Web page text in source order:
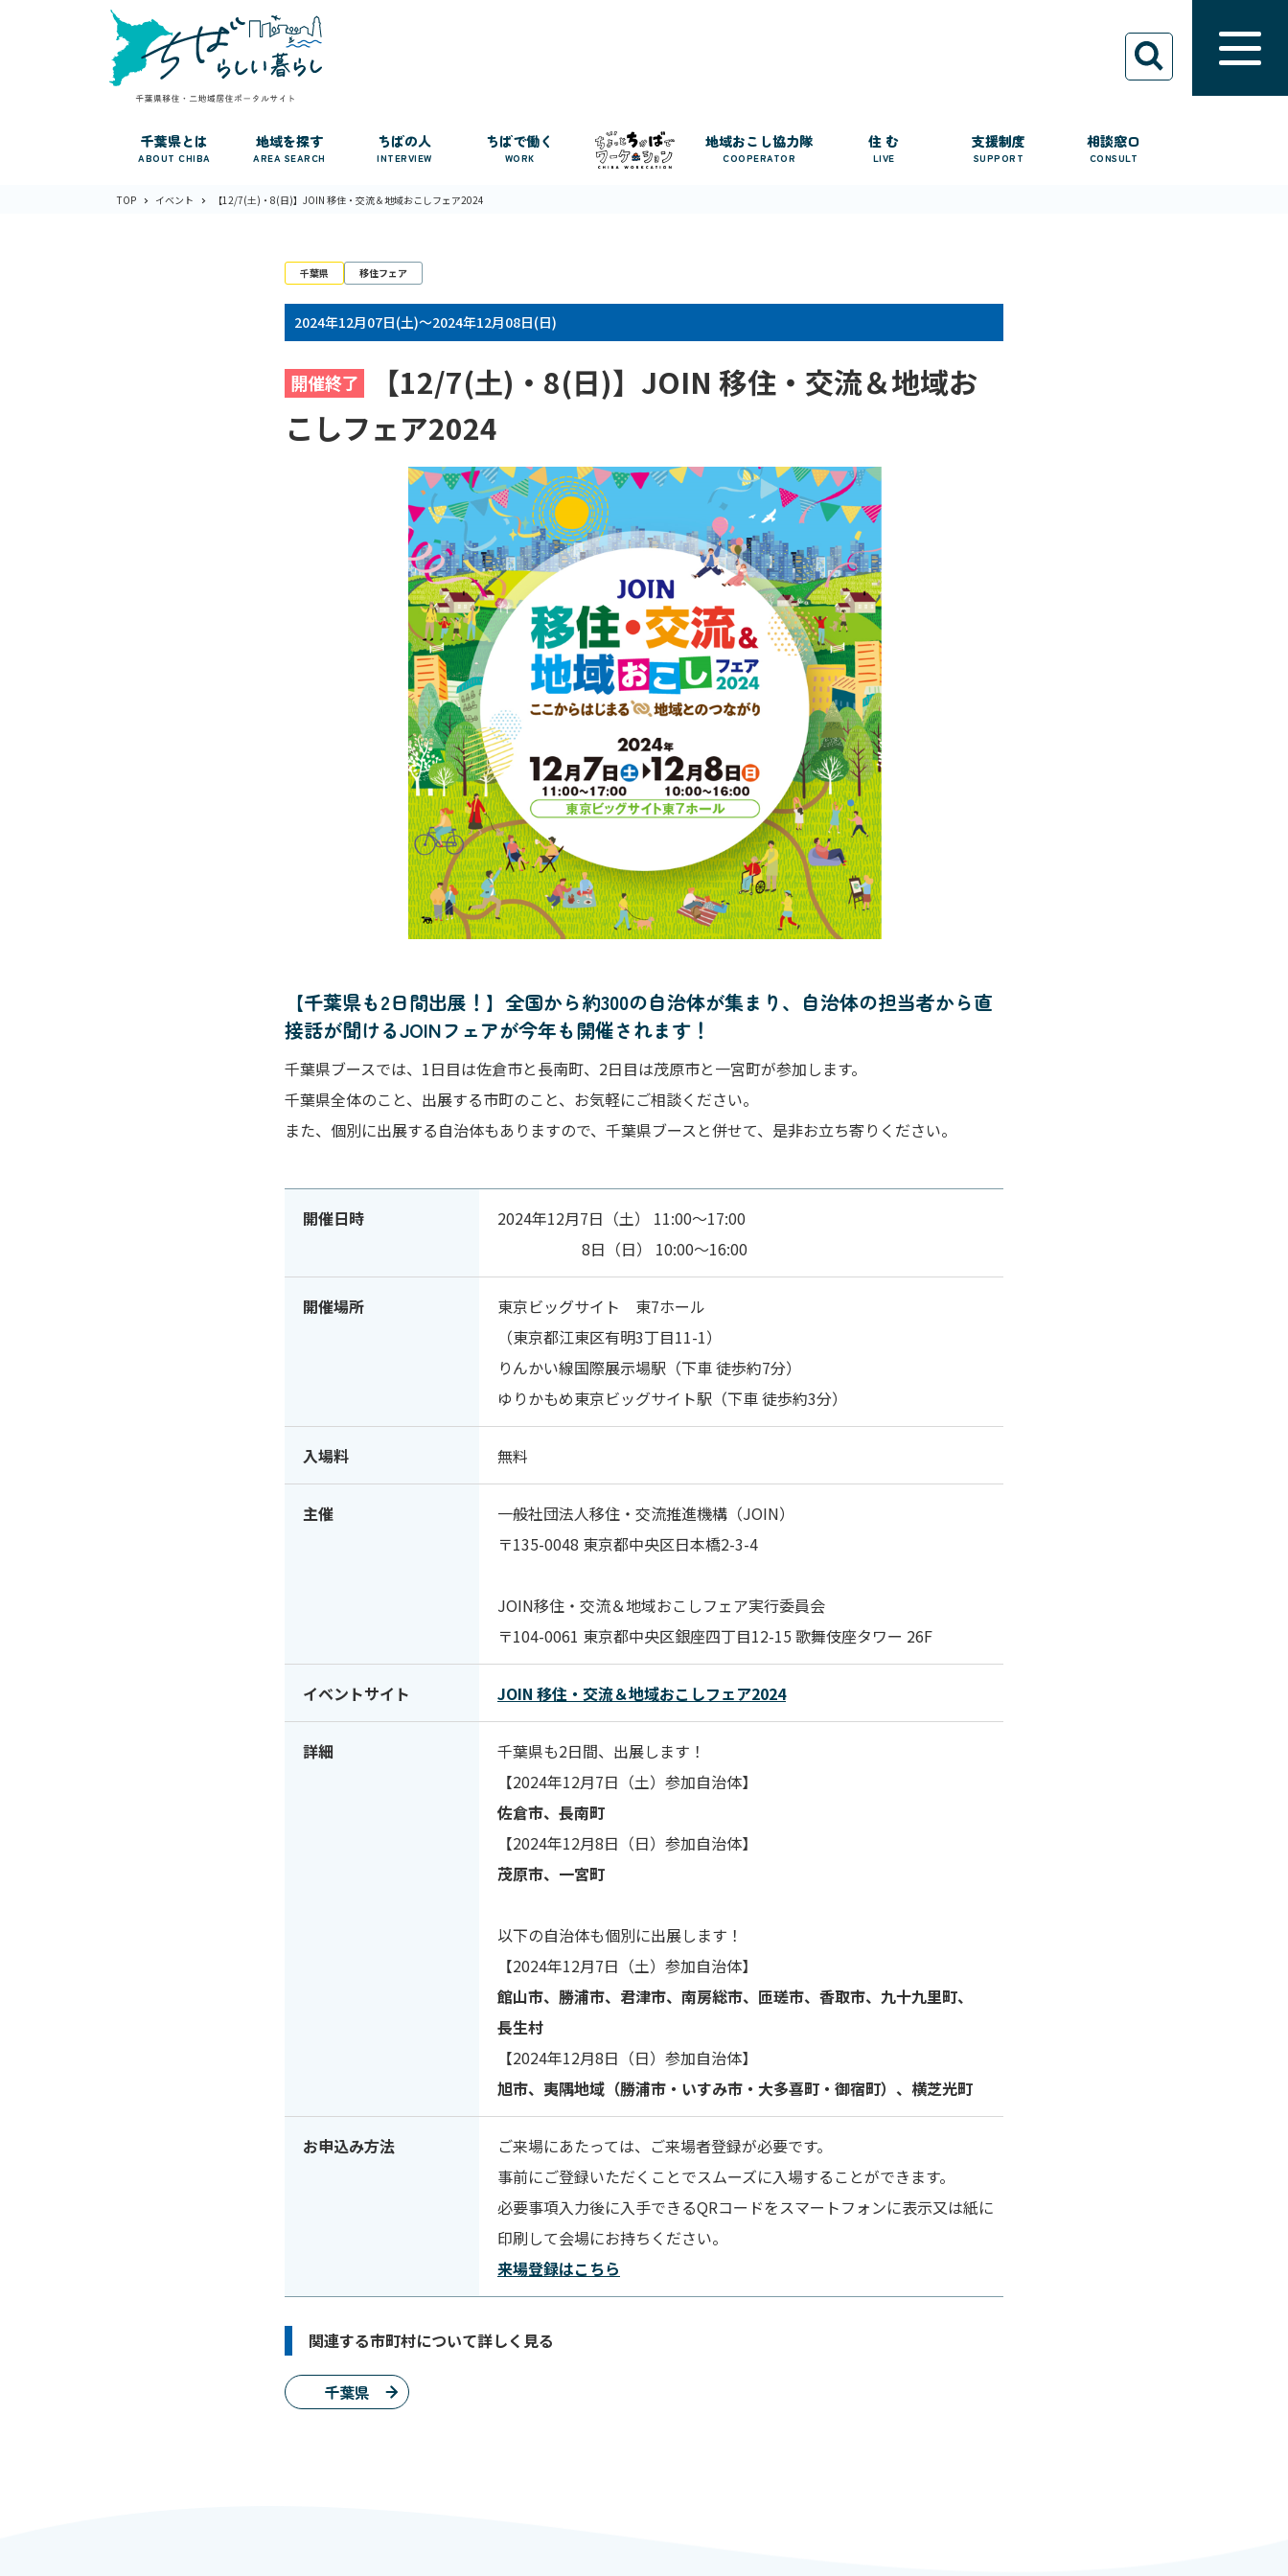
千葉県とは
ABOUT CHIBA
地域を探す
AREA SEARCH
ちばの人
INTERVIEW
ちばで働く
WORK
地域おこし協力隊
COOPERATOR
住 む
LIVE
支援制度
SUPPORT
相談窓口
CONSULT
TOP イベント 【12/7(土)・8(日)】JOIN 移住・交流＆地域おこしフェア2024
千葉県 移住フェア
2024年12月07日(土)～2024年12月08日(日)
開催終了
【12/7(土)・8(日)】JOIN 移住・交流＆地域お
こしフェア2024
【千葉県も2日間出展！】全国から約300の自治体が集まり、自治体の担当者から直
接話が聞けるJOINフェアが今年も開催されます！
千葉県ブースでは、1日目は佐倉市と長南町、2日目は茂原市と一宮町が参加します。
千葉県全体のこと、出展する市町のこと、お気軽にご相談ください。
また、個別に出展する自治体もありますので、千葉県ブースと併せて、是非お立ち寄りください。
開催日時
2024年12月7日（土） 11:00～17:00
8日（日） 10:00～16:00
開催場所
東京ビッグサイト 東7ホール
（東京都江東区有明3丁目11-1）
りんかい線国際展示場駅（下車 徒歩約7分）
ゆりかもめ東京ビッグサイト駅（下車 徒歩約3分）
入場料 無料
主催
一般社団法人移住・交流推進機構（JOIN）
〒135-0048 東京都中央区日本橋2-3-4
JOIN移住・交流＆地域おこしフェア実行委員会
〒104-0061 東京都中央区銀座四丁目12-15 歌舞伎座タワー 26F
イベントサイト JOIN 移住・交流＆地域おこしフェア2024
詳細
千葉県も2日間、出展します！
【2024年12月7日（土）参加自治体】
佐倉市、長南町
【2024年12月8日（日）参加自治体】
茂原市、一宮町
以下の自治体も個別に出展します！
【2024年12月7日（土）参加自治体】
館山市、勝浦市、君津市、南房総市、匝瑳市、香取市、九十九里町、
長生村
【2024年12月8日（日）参加自治体】
旭市、夷隅地域（勝浦市・いすみ市・大多喜町・御宿町）、横芝光町
お申込み方法
ご来場にあたっては、ご来場者登録が必要です。
事前にご登録いただくことでスムーズに入場することができます。
必要事項入力後に入手できるQRコードをスマートフォンに表示又は紙に
印刷して会場にお持ちください。
来場登録はこちら
関連する市町村について詳しく見る
千葉県